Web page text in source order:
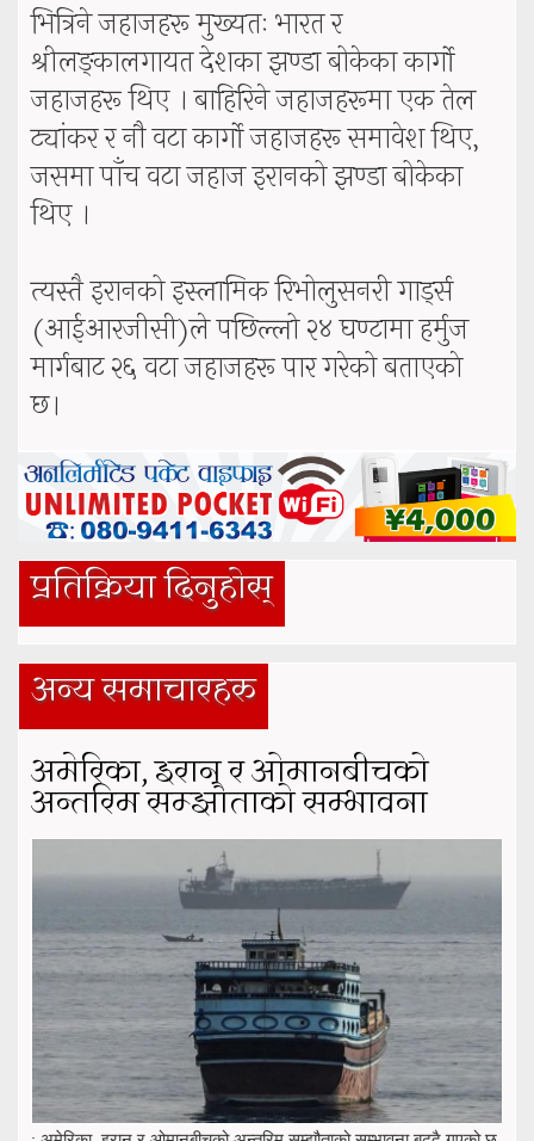
भित्रिने जहाजहरू मुख्यतः भारत र
श्रीलङ्कालगायत देशका झण्डा बोकेका कार्गो
जहाजहरू थिए । बाहिरिने जहाजहरूमा एक तेल
ट्यांकर र नौ वटा कार्गो जहाजहरू समावेश थिए,
जसमा पाँच वटा जहाज इरानको झण्डा बोकेका
थिए ।
त्यस्तै इरानको इस्लामिक रिभोलुसनरी गार्ड्स
(आईआरजीसी)ले पछिल्लो २४ घण्टामा हर्मुज
मार्गबाट २६ वटा जहाजहरू पार गरेको बताएकाे
छ।
प्रतिक्रिया दिनुहोस्
अन्य समाचारहरु
अमेरिका, इरान र ओमानबीचको
अन्तरिम सम्झौताको सम्भावना